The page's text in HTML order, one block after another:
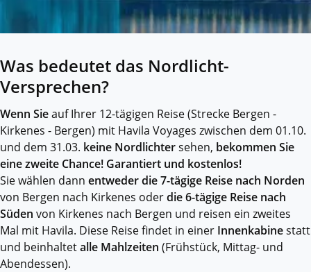
Was bedeutet das Nordlicht-
Versprechen?
Wenn Sieauf Ihrer 12-tägigen Reise (Strecke Bergen -
Kirkenes - Bergen) mit Havila Voyages zwischen dem 01.10.
und dem 31.03. keine Nordlichtersehen, bekommen Sie
eine zweite Chance! Garantiert und kostenlos!
Sie wählen dann entweder die 7-tägige Reise nach Norden
von Bergen nach Kirkenes oderdie 6-tägige Reise nach
Süden von Kirkenes nach Bergen und reisen ein zweites
Mal mit Havila. Diese Reise findet in einer Innenkabinestatt
und beinhaltetalle Mahlzeiten (Frühstück, Mittag- und
Abendessen).